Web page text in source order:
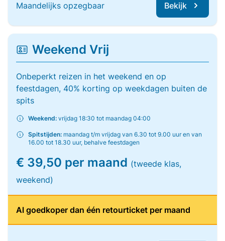
Maandelijks opzegbaar Bekijk
Weekend Vrij
Onbeperkt reizen in het weekend en op
feestdagen, 40% korting op weekdagen buiten de
spits
Weekend: vrijdag 18:30 tot maandag 04:00
Spitstijden: maandag t/m vrijdag van 6.30 tot 9.00 uur en van
16.00 tot 18.30 uur, behalve feestdagen
€ 39,50 per maand (tweede klas,
weekend)
Al goedkoper dan één retourticket per maand